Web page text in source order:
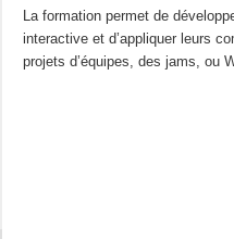
La formation permet de
interactive et d’appliquer leurs
projets d’équipes, des jams, ou